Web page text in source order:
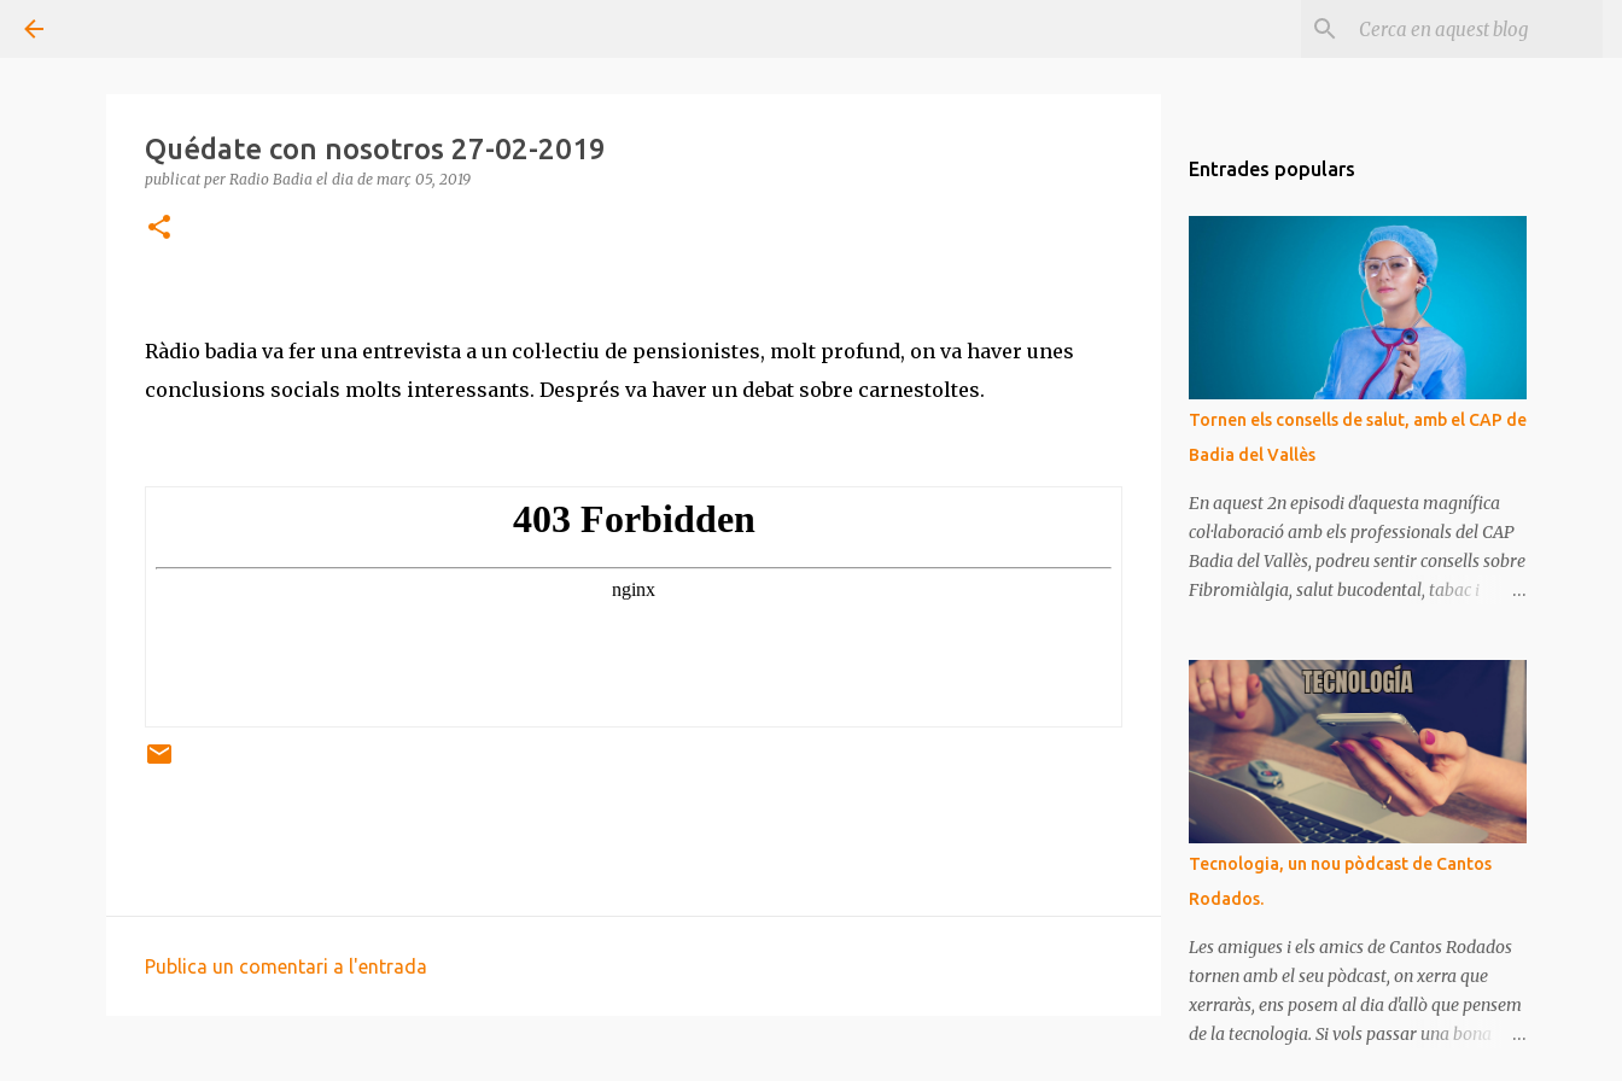
Quédate con nosotros 27-02-2019
publicat per Radio Badia el dia de març 05, 2019
Ràdio badia va fer una entrevista a un col·lectiu de pensionistes, molt profund, on va haver unes
conclusions socials molts interessants. Després va haver un debat sobre carnestoltes.
Publica un comentari a l'entrada
Entrades populars
Tornen els consells de salut, amb el CAP de
Badia del Vallès
En aquest 2n episodi d'aquesta magnífica
col·laboració amb els professionals del CAP
Badia del Vallès, podreu sentir consells sobre
Fibromiàlgia, salut bucodental, tabac i
recopilat. Són missatges clars i senzills
d'entendre, on podrem aprendre coses per
gaudir de bona salut.
Tecnologia, un nou pòdcast de Cantos
Rodados.
Les amigues i els amics de Cantos Rodados
tornen amb el seu pòdcast, on xerra que
xerraràs, ens posem al dia d'allò que pensem
de la tecnologia. Si vols passar una bona